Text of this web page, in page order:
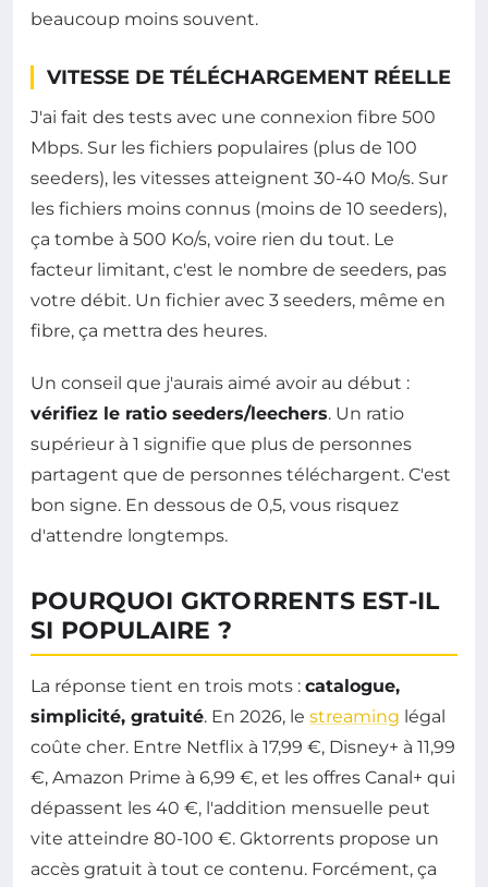
beaucoup moins souvent.
VITESSE DE TÉLÉCHARGEMENT RÉELLE
J'ai fait des tests avec une connexion fibre 500
Mbps. Sur les fichiers populaires (plus de 100
seeders), les vitesses atteignent 30-40 Mo/s. Sur
les fichiers moins connus (moins de 10 seeders),
ça tombe à 500 Ko/s, voire rien du tout. Le
facteur limitant, c'est le nombre de seeders, pas
votre débit. Un fichier avec 3 seeders, même en
fibre, ça mettra des heures.
Un conseil que j'aurais aimé avoir au début :
vérifiez le ratio seeders/leechers. Un ratio
supérieur à 1 signifie que plus de personnes
partagent que de personnes téléchargent. C'est
bon signe. En dessous de 0,5, vous risquez
d'attendre longtemps.
POURQUOI GKTORRENTS EST-IL
SI POPULAIRE ?
La réponse tient en trois mots : catalogue,
simplicité, gratuité. En 2026, le streaming légal
coûte cher. Entre Netflix à 17,99 €, Disney+ à 11,99
€, Amazon Prime à 6,99 €, et les offres Canal+ qui
dépassent les 40 €, l'addition mensuelle peut
vite atteindre 80-100 €. Gktorrents propose un
accès gratuit à tout ce contenu. Forcément, ça